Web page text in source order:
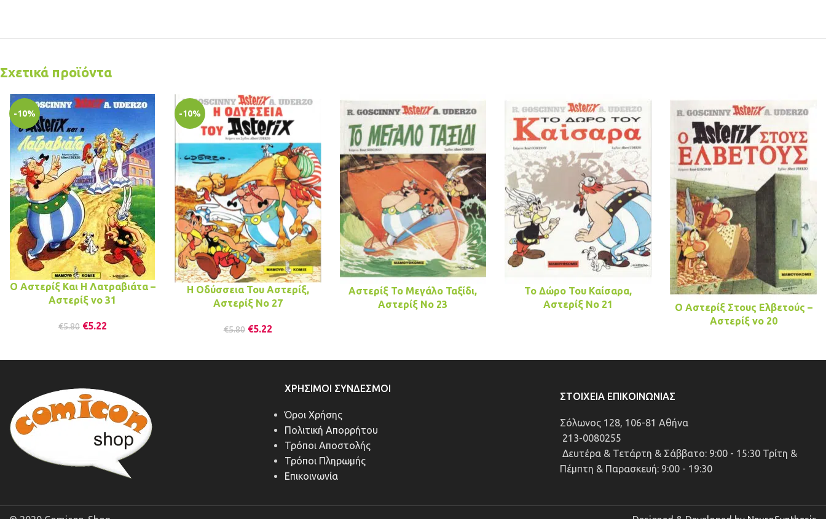
Σχετικά προϊόντα
-10%
Ο Αστερίξ Και Η Λατραβιάτα –
Αστερίξ νo 31
€5.80 €5.22
-10%
Η Οδύσσεια Του Αστερίξ,
Αστερίξ No 27
€5.80 €5.22
Αστερίξ Το Μεγάλο Ταξίδι,
Αστερίξ No 23
Το Δώρο Του Καίσαρα,
Αστερίξ No 21
Ο Αστερίξ Στους Ελβετούς –
Αστερίξ νo 20
ΧΡΉΣΙΜΟΙ ΣΎΝΔΕΣΜΟΙ
Όροι Χρήσης
Πολιτική Απορρήτου
Τρόποι Αποστολής
Τρόποι Πληρωμής
Επικοινωνία
ΣΤΟΙΧΕΊΑ ΕΠΙΚΟΙΝΩΝΊΑΣ
Σόλωνος 128, 106-81 Αθήνα
213-0080255
Δευτέρα & Τετάρτη & Σάββατο: 9:00 - 15:30 Τρίτη &
Πέμπτη & Παρασκευή: 9:00 - 19:30